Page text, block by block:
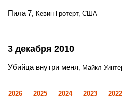
Пила 7, Кевин Гротерт, США
3 декабря 2010
Убийца внутри меня, Майкл
2026 2025 2024 2023 2022